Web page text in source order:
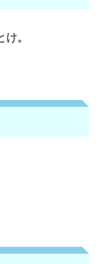
。